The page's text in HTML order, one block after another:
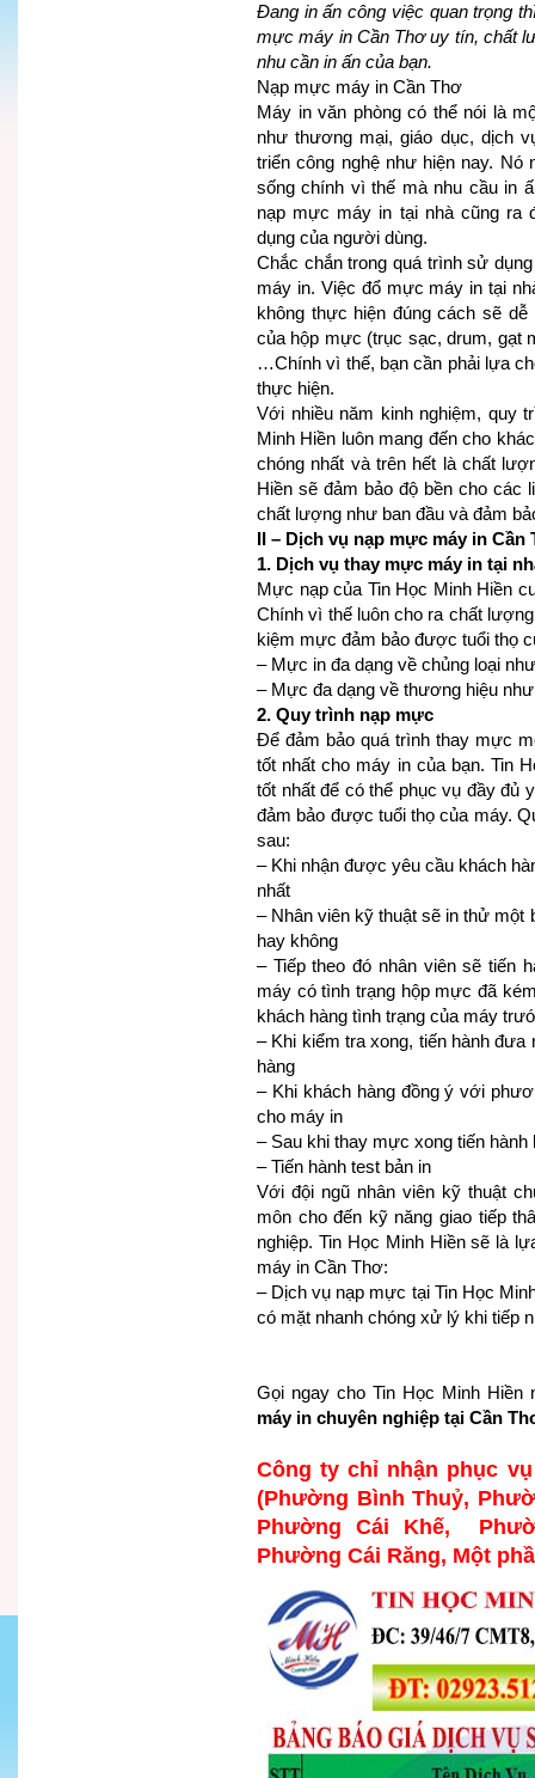
Đang in ấn công việc quan trọng
mực máy in Cần Thơ uy tín, chất
nhu cần in ấn của bạn.
Nạp mực máy in Cần Thơ
Máy in văn phòng có thể nói là
như thương mại, giáo dục, dịch
triển công nghệ như hiện nay. Nó
sống chính vì thế mà nhu cầu in
nạp mực máy in tại nhà cũng ra
dụng của người dùng.
Chắc chắn trong quá trình sử
máy in. Việc đổ mực máy in tại
không thực hiện đúng cách sẽ
của hộp mực (trục sạc, drum, gạt
…Chính vì thế, bạn cần phải lựa
thực hiện.
Với nhiều năm kinh nghiệm, quy
Minh Hiền luôn mang đến cho
chóng nhất và trên hết là chất
Hiền sẽ đảm bảo độ bền cho các
chất lượng như ban đầu và đảm
II – Dịch vụ nạp mực máy in
1. Dịch vụ thay mực máy in tại
Mực nạp của Tin Học Minh Hiền
Chính vì thế luôn cho ra chất
kiệm mực đảm bảo được tuổi thọ
– Mực in đa dạng về chủng loại
– Mực đa dạng về thương hiệu
2. Quy trình nạp mực
Để đảm bảo quá trình thay mực
tốt nhất cho máy in của bạn. Tin
tốt nhất để có thể phục vụ đầy đủ
đảm bảo được tuổi thọ của máy.
sau:
– Khi nhận được yêu cầu khách
nhất
– Nhân viên kỹ thuật sẽ in thử
hay không
– Tiếp theo đó nhân viên sẽ tiến
máy có tình trạng hộp mực đã
khách hàng tình trạng của máy
– Khi kiểm tra xong, tiến hành
hàng
– Khi khách hàng đồng ý với
cho máy in
– Sau khi thay mực xong tiến hành
– Tiến hành test bản in
Với đội ngũ nhân viên kỹ thuật
môn cho đến kỹ năng giao tiếp
nghiệp. Tin Học Minh Hiền sẽ là
máy in Cần Thơ:
– Dịch vụ nạp mực tại Tin Học
có mặt nhanh chóng xử lý khi tiếp
Gọi ngay cho Tin Học Minh
máy in chuyên nghiệp tại Cần
Công ty chỉ nhận phục
(Phường Bình Thuỷ,
Phường Cái Khế,
Phường Cái Răng, Một